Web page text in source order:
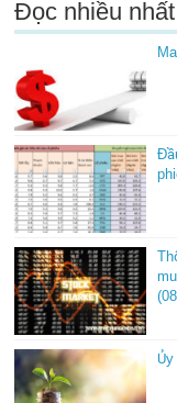
Đọc nhiều nhất